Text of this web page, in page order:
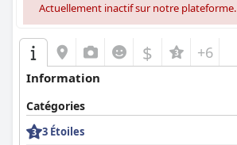
Actuellement inactif sur notre plateforme.
$ +6
Information
Catégories
3 Étoiles